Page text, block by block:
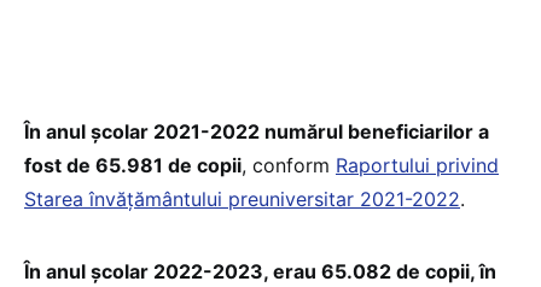
În anul școlar 2021-2022 numărul beneficiarilor a
fost de 65.981 de copii, conform Raportului privind
Starea învățământului preuniversitar 2021-2022.
În anul școlar 2022-2023, erau 65.082 de copii, în